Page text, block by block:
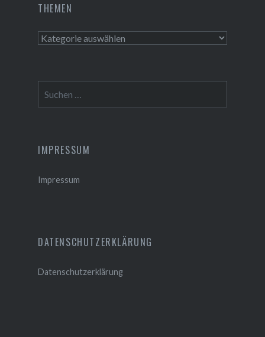
THEMEN
Themen
nach:
IMPRESSUM
Impressum
DATENSCHUTZERKLÄRUNG
Datenschutzerklärung